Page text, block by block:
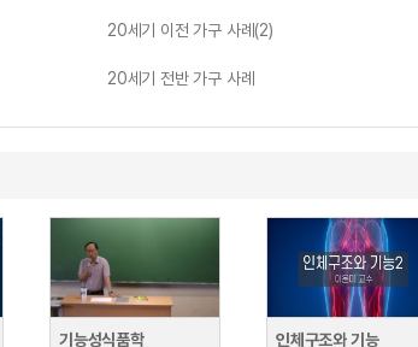
20세기 이전 가구 사례(2)
20세기 전반 가구 사례
기능성식품학
인체구조와 기능